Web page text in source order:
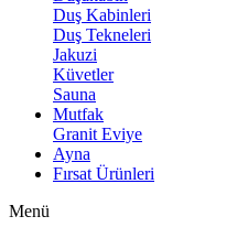
Duş Kabinleri
Duş Tekneleri
Jakuzi
Küvetler
Sauna
Mutfak
Granit Eviye
Ayna
Fırsat Ürünleri
Menü